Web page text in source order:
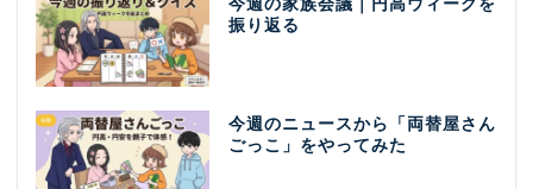
今週の家族会議｜円高ウィークを
振り返る
今週のニュースから「両替屋さん
ごっこ」をやってみた